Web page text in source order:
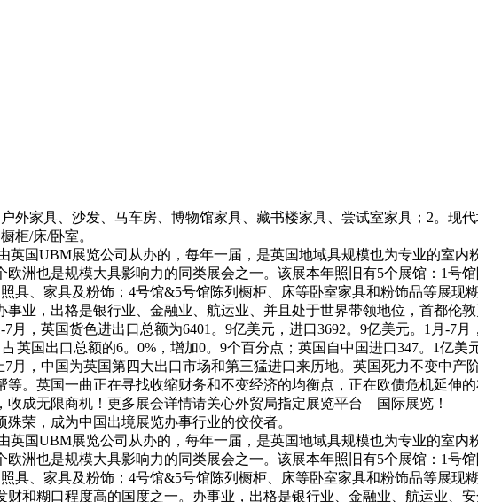
家具、沙发、马车房、博物馆家具、藏书楼家具、尝试室家具；2。现代
柜/床/卧室。
国UBM展览公司从办的，每年一届，是英国地域具规模也为专业的室内
洲也是规模大具影响力的同类展会之一。该展本年照旧有5个展馆：1号
具、家具及粉饰；4号馆&5号馆陈列橱柜、床等卧室家具和粉饰品等展现
业，出格是银行业、金融业、航运业、并且处于世界带领地位，首都伦
7月，英国货色进出口总额为6401。9亿美元，进口3692。9亿美元。1月-7
英国出口总额的6。0%，增加0。9个百分点；英国自中国进口347。1亿
月，中国为英国第四大出口市场和第三猛进口来历地。英国死力不变中
。英国一曲正在寻找收缩财务和不变经济的均衡点，正在欧债危机延伸
成无限商机！更多展会详情请关心外贸局指定展览平台—国际展览！
荣，成为中国出境展览办事行业的佼佼者。
国UBM展览公司从办的，每年一届，是英国地域具规模也为专业的室内
洲也是规模大具影响力的同类展会之一。该展本年照旧有5个展馆：1号
具、家具及粉饰；4号馆&5号馆陈列橱柜、床等卧室家具和粉饰品等展现
和糊口程度高的国度之一。办事业，出格是银行业、金融业、航运业、